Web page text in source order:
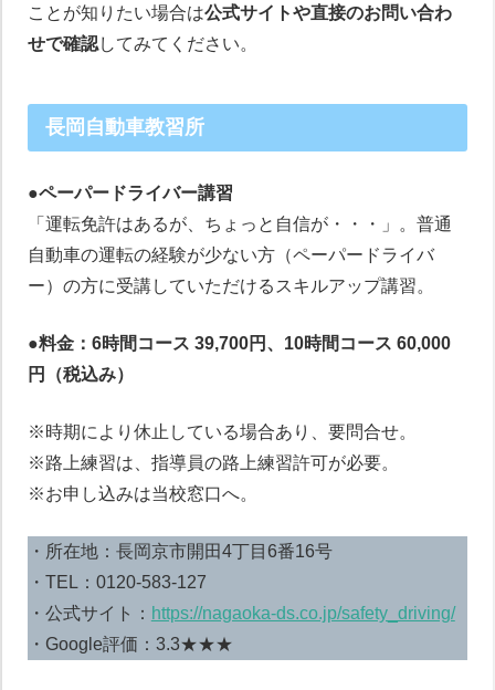
ことが知りたい場合は公式サイトや直接のお問い合わ
せで確認してみてください。
長岡自動車教習所
●ペーパードライバー講習
「運転免許はあるが、ちょっと自信が・・・」。普通
自動車の運転の経験が少ない方（ペーパードライバ
ー）の方に受講していただけるスキルアップ講習。
●料金：6時間コース 39,700円、10時間コース 60,000
円（税込み）
※時期により休止している場合あり、要問合せ。
※路上練習は、指導員の路上練習許可が必要。
※お申し込みは当校窓口へ。
・所在地：長岡京市開田4丁目6番16号
・TEL：0120-583-127
・公式サイト： https://nagaoka-ds.co.jp/safety_driving/
・Google評価：3.3★★★